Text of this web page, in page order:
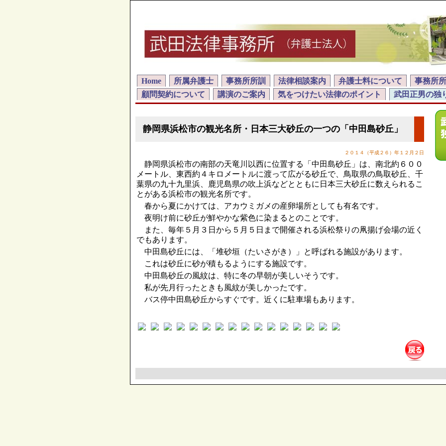
Home 所属弁護士 事務所所訓 法律相談案内 弁護士料について 事務所
顧問契約について
講演のご案内 気をつけたい法律のポイント 武田正男の独
静岡県浜松市の観光名所・日本三大砂丘の一つの「中田島砂丘」
２０１４（平成２６）年１２月２日
静岡県浜松市の南部の天竜川以西に位置する「中田島砂丘」は、南北約６００
メートル、東西約４キロメートルに渡って広がる砂丘で、鳥取県の鳥取砂丘、千
葉県の九十九里浜、鹿児島県の吹上浜などとともに日本三大砂丘に数えられるこ
とがある浜松市の観光名所です。
春から夏にかけては、アカウミガメの産卵場所としても有名です。
夜明け前に砂丘が鮮やかな紫色に染まるとのことです。
また、毎年５月３日から５月５日まで開催される浜松祭りの凧揚げ会場の近く
でもあります。
中田島砂丘には、「堆砂垣（たいさがき）」と呼ばれる施設があります。
これは砂丘に砂が積もるようにする施設です。
中田島砂丘の風紋は、特に冬の早朝が美しいそうです。
私が先月行ったときも風紋が美しかったです。
バス停中田島砂丘からすぐです。近くに駐車場もあります。